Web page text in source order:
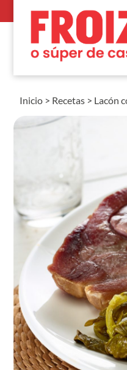
Inicio > Recetas > Lacón